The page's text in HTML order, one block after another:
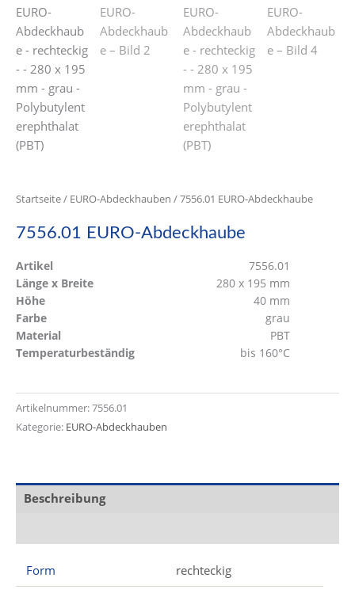
Startseite/ EURO-Abdeckhauben / 7556.01 EURO-Abdeckhaube
7556.01 EURO-Abdeckhaube
Artikel
7556.01
Länge x Breite
280 x 195 mm
Höhe
40 mm
Farbe
grau
Material
PBT
Temperaturbeständig
bis 160°C
Artikelnummer:7556.01
Kategorie: EURO-Abdeckhauben
Beschreibung
Form
rechteckig